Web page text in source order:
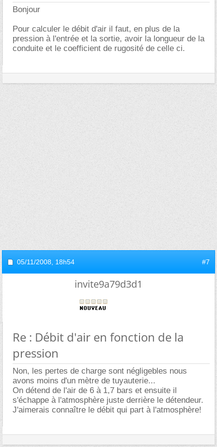
Bonjour
Pour calculer le débit d'air il faut, en plus de la
pression à l'entrée et la sortie, avoir la longueur de la
conduite et le coefficient de rugosité de celle ci.
05/11/2008, 18h54 #7
invite9a79d3d1
Re : Débit d'air en fonction de la
pression
Non, les pertes de charge sont négligebles nous
avons moins d'un mètre de tuyauterie...
On détend de l'air de 6 à 1,7 bars et ensuite il
s'échappe à l'atmosphère juste derrière le détendeur.
J'aimerais connaître le débit qui part à l'atmosphère!